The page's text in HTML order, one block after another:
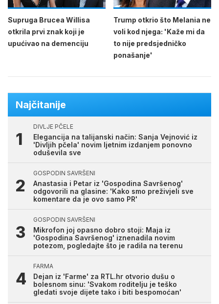
Supruga Brucea Willisa
otkrila prvi znak koji je
upućivao na demenciju
Trump otkrio što Melania ne
voli kod njega: 'Kaže mi da
to nije predsjedničko
ponašanje'
Najčitanije
DIVLJE PČELE
Elegancija na talijanski način: Sanja Vejnović iz
'Divljih pčela' novim ljetnim izdanjem ponovno
oduševila sve
GOSPODIN SAVRŠENI
Anastasia i Petar iz 'Gospodina Savršenog'
odgovorili na glasine: 'Kako smo preživjeli sve
komentare da je ovo samo PR'
GOSPODIN SAVRŠENI
Mikrofon joj opasno dobro stoji: Maja iz
'Gospodina Savršenog' iznenadila novim
potezom, pogledajte što je radila na terenu
FARMA
Dejan iz 'Farme' za RTL.hr otvorio dušu o
bolesnom sinu: 'Svakom roditelju je teško
gledati svoje dijete tako i biti bespomoćan'